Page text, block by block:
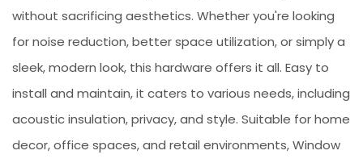
without sacrificing aesthetics. Whether you're looking
for noise reduction, better space utilization, or simply a
sleek, modern look, this hardware offers it all. Easy to
install and maintain, it caters to various needs, including
acoustic insulation, privacy, and style. Suitable for home
decor, office spaces, and retail environments, Window